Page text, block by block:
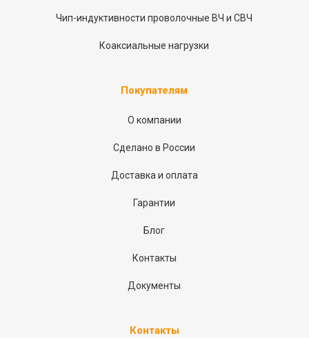
Чип-индуктивности проволочные ВЧ и СВЧ
Коаксиальные нагрузки
Покупателям
О компании
Сделано в России
Доставка и оплата
Гарантии
Блог
Контакты
Документы
Контакты